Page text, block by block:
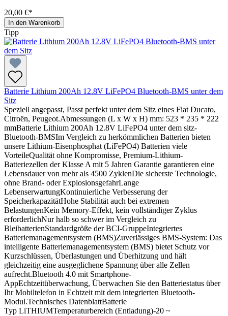
20,00 €*
In den Warenkorb
Tipp
Batterie Lithium 200Ah 12.8V LiFePO4 Bluetooth-BMS unter dem
Sitz
Speziell angepasst, Passt perfekt unter dem Sitz eines Fiat Ducato,
Citroën, Peugeot.Abmessungen (L x W x H) mm: 523 * 235 * 222
mmBatterie Lithium 200Ah 12.8V LiFePO4 unter dem sitz-
Bluetooth-BMSIm Vergleich zu herkömmlichen Batterien bieten
unsere Lithium-Eisenphosphat (LiFePO4) Batterien viele
VorteileQualität ohne Kompromisse, Premium-Lithium-
Batteriezellen der Klasse A mit 5 Jahren Garantie garantieren eine
Lebensdauer von mehr als 4500 ZyklenDie sicherste Technologie,
ohne Brand- oder ExplosionsgefahrLange
LebenserwartungKontinuierliche Verbesserung der
SpeicherkapazitätHohe Stabilität auch bei extremen
BelastungenKein Memory-Effekt, kein vollständiger Zyklus
erforderlichNur halb so schwer im Vergleich zu
BleibatterienStandardgröße der BCI-GruppeIntegriertes
Batteriemanagementsystem (BMS)Zuverlässiges BMS-System: Das
intelligente Batteriemanagementsystem (BMS) bietet Schutz vor
Kurzschlüssen, Überlastungen und Überhitzung und hält
gleichzeitig eine ausgeglichene Spannung über alle Zellen
aufrecht.Bluetooth 4.0 mit Smartphone-
AppEchtzeitüberwachung, Überwachen Sie den Batteriestatus über
Ihr Mobiltelefon in Echtzeit mit dem integrierten Bluetooth-
Modul.Technisches DatenblattBatterie
Typ LiTHIUMTemperaturbereich (Entladung)-20 ~